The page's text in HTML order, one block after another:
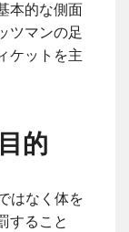
本的な側面
ツマンの足
ケットを主
的
はなく体を
すること